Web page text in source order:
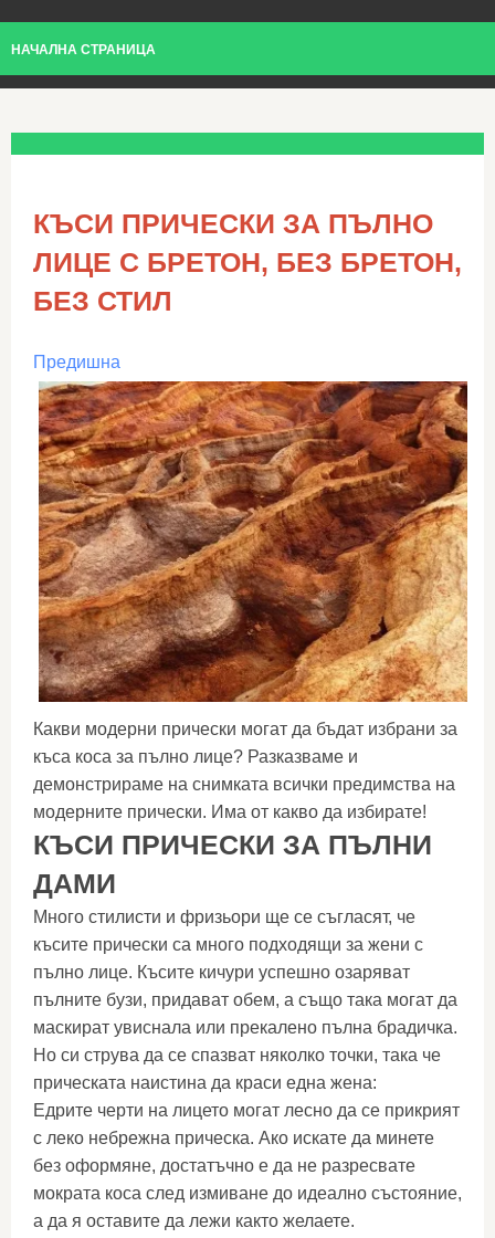
НАЧАЛНА СТРАНИЦА
КЪСИ ПРИЧЕСКИ ЗА ПЪЛНО
ЛИЦЕ С БРЕТОН, БЕЗ БРЕТОН,
БЕЗ СТИЛ
Предишна
Какви модерни прически могат да бъдат избрани за
къса коса за пълно лице? Разказваме и
демонстрираме на снимката всички предимства на
модерните прически. Има от какво да избирате!
КЪСИ ПРИЧЕСКИ ЗА ПЪЛНИ
ДАМИ
Много стилисти и фризьори ще се съгласят, че
късите прически са много подходящи за жени с
пълно лице. Късите кичури успешно озаряват
пълните бузи, придават обем, а също така могат да
маскират увиснала или прекалено пълна брадичка.
Но си струва да се спазват няколко точки, така че
прическата наистина да краси една жена:
Едрите черти на лицето могат лесно да се прикрият
с леко небрежна прическа. Ако искате да минете
без оформяне, достатъчно е да не разресвате
мократа коса след измиване до идеално състояние,
а да я оставите да лежи както желаете.